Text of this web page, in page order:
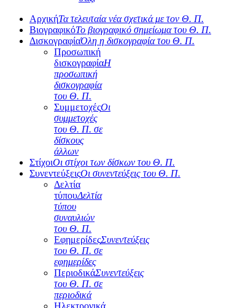
ΑρχικήΤα τελευταία νέα σχετικά με τον Θ. Π.
ΒιογραφικόΤο βιογραφικό σημείωμα του Θ. Π.
ΔισκογραφίαΌλη η δισκογραφία του Θ. Π.
Προσωπική
δισκογραφίαΗ
προσωπική
δισκογραφία
του Θ. Π.
ΣυμμετοχέςΟι
συμμετοχές
του Θ. Π. σε
δίσκους
άλλων
ΣτίχοιΟι στίχοι των δίσκων του Θ. Π.
ΣυνεντεύξειςΟι συνεντεύξεις του Θ. Π.
Δελτία
τύπουΔελτία
τύπου
συναυλιών
του Θ. Π.
ΕφημερίδεςΣυνεντεύξεις
του Θ. Π. σε
εφημερίδες
ΠεριοδικάΣυνεντεύξεις
του Θ. Π. σε
περιοδικά